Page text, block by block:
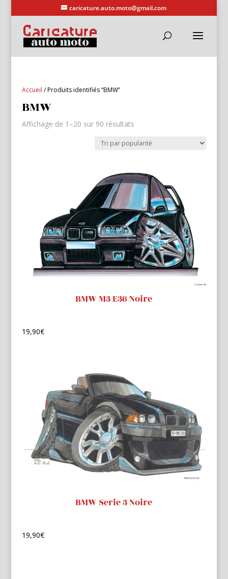
caricature.auto.moto@gmail.com
Accueil / Produits identifiés “BMW”
BMW
Affichage de 1–20 sur 90 résultatsTrié
popularité
BMW M3 E36 Noire
19,90€
BMW Serie 3 Noire
19,90€